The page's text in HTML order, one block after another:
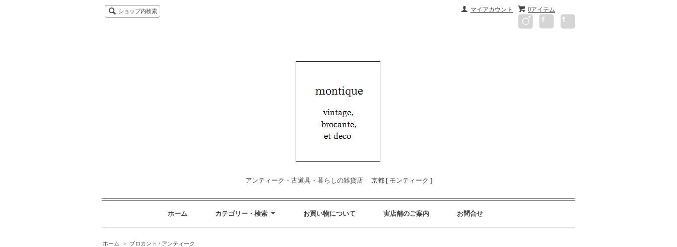
0アイテム
マイアカウント
ショップ内検索
アンティーク・古道具・暮らしの雑貨店 京都 [ モンティーク ]
ホーム カテゴリー・検索 お買い物について 実店舗のご案内 お問合せ
ホーム > ブロカント / アンティーク